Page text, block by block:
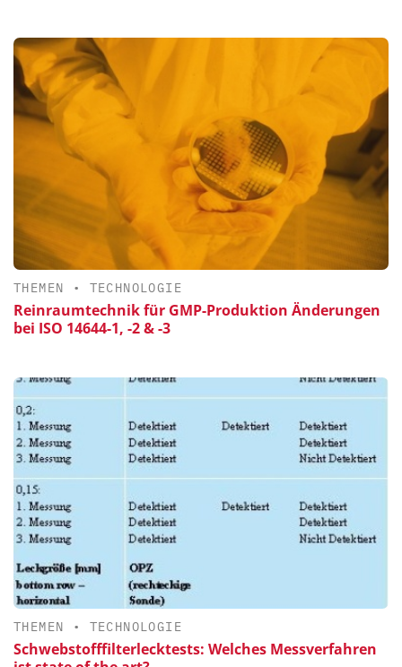
THEMEN • TECHNOLOGIE
Reinraumtechnik für GMP-Produktion Änderungen
bei ISO 14644-1, -2 & -3
THEMEN • TECHNOLOGIE
Schwebstofffilterlecktests: Welches Messverfahren